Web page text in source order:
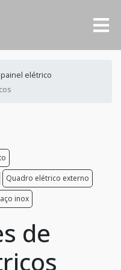
elétrico
Quadro elétrico externo
inox
de